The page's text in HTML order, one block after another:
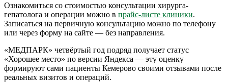
Ознакомиться со стоимостью консультации хирурга-
гепатолога и операции можно в прайс-листе клиники.
Записаться на первичную консультацию можно по телефону
или через форму на сайте — без направления.
«МЕДПАРК» четвёртый год подряд получает статус
«Хорошее место» по версии Яндекса — эту оценку
формируют сами пациенты Кемерово своими отзывами после
реальных визитов и операций.